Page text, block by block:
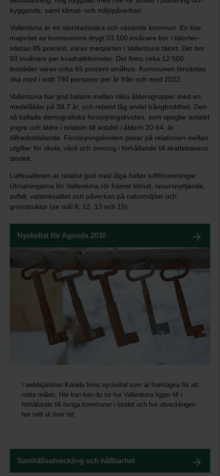
byggande, samt klimat- och miljöpåverkan.
Vallentuna är en storstadsnära och växande kommun. En klar
majoritet av kommunens drygt 33 100 invånare bor i tätorter–
nästan 85 procent, varav merparten i Vallentuna tätort. Det bor
93 invånare per kvadratkilometer. Det finns cirka 12 500
bostäder varav cirka 65 procent småhus. Kommunen förväntas
öka med i snitt 790 personer per år från och med 2022.
Vallentuna har god balans mellan olika åldersgrupper med en
medelålder på 38,7 år, och relativt låg andel trångboddhet. Den
så kallade demografiska försörjningskvoten, som speglar antalet
yngre och äldre i relation till antalet i åldern 20-64, är
tillfredsställande. Försörjningskvoten pekar på relationen mellan
utgifter för skola, vård och omsorg i förhållande till skattebasens
storlek.
Luftkvaliteten är relativt god med låga halter luftföroreningar.
Utmaningarna för Vallentuna rör främst klimat, resursnyttjande,
avfall, vattenkvalitet och påverkan på naturmiljöer och
grönstruktur (se mål 6, 12, 13 och 15).
Nyckeltal för Agenda 2030
I webbtjänsten Kolada finns nyckeltal som är framtagna för att
mäta målen. Här kan kan du se hur Vallentuna ligger till i
förhållande till övriga kommuner i landet och hur utvecklingen
har sett ut över tid.
Samhällsutveckling och hållbarhet